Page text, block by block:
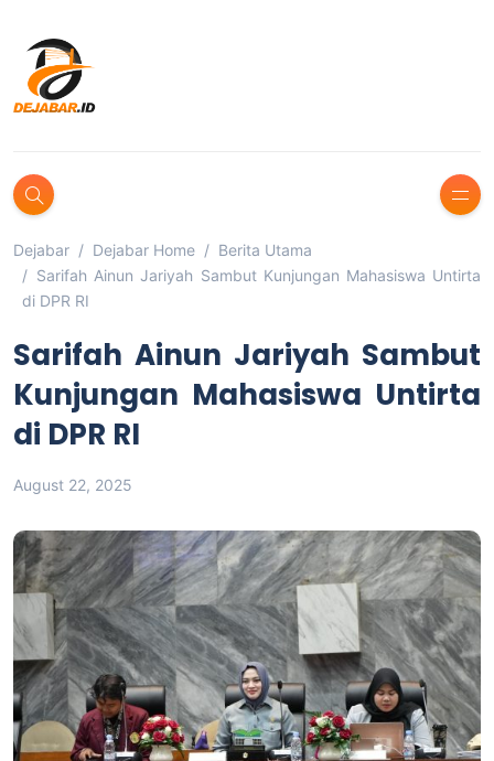
Dejabar Dejabar Home
Berita Utama
Sarifah Ainun Jariyah Sambut Kunjungan Mahasiswa Untirta
di DPR RI
Sarifah Ainun Jariyah Sambut
Kunjungan Mahasiswa Untirta
di DPR RI
August 22, 2025